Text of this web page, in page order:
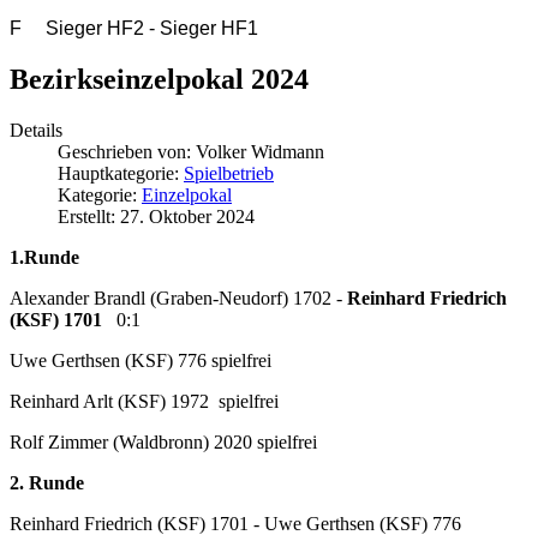
F
Sieger HF2 - Sieger HF1
Bezirkseinzelpokal 2024
Details
Geschrieben von: Volker Widmann
Hauptkategorie: Spielbetrieb
Kategorie: Einzelpokal
Erstellt: 27. Oktober 2024
1.Runde
Alexander Brandl (Graben-Neudorf) 1702 - Reinhard Friedrich
(KSF) 1701
0:1
Uwe Gerthsen (KSF) 776 spielfrei
Reinhard Arlt (KSF) 1972 spielfrei
Rolf Zimmer (Waldbronn) 2020 spielfrei
2. Runde
Reinhard Friedrich (KSF) 1701 - Uwe Gerthsen (KSF) 776